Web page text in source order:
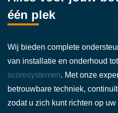
één plek
Wij bieden complete
van installatie en onderhoud tot
scoresystemen. Met onze
betrouwbare techniek,
zodat u zich kunt richten op